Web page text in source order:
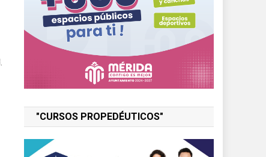
"CURSOS PROPEDÉUTICOS"